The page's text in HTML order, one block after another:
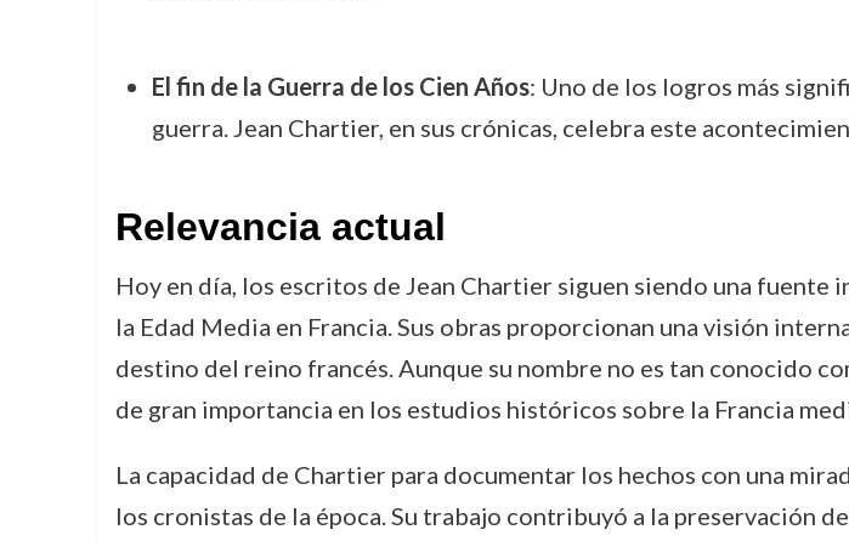
El fin de la Guerra de los Cien Años: Uno de los logros más
guerra. Jean Chartier, en sus crónicas, celebra este
Relevancia actual
Hoy en día, los escritos de Jean Chartier siguen siendo una
la Edad Media en Francia. Sus obras proporcionan una visión
destino del reino francés. Aunque su nombre no es tan conocido
de gran importancia en los estudios históricos sobre la Francia
La capacidad de Chartier para documentar los hechos con una
los cronistas de la época. Su trabajo contribuyó a la preservación